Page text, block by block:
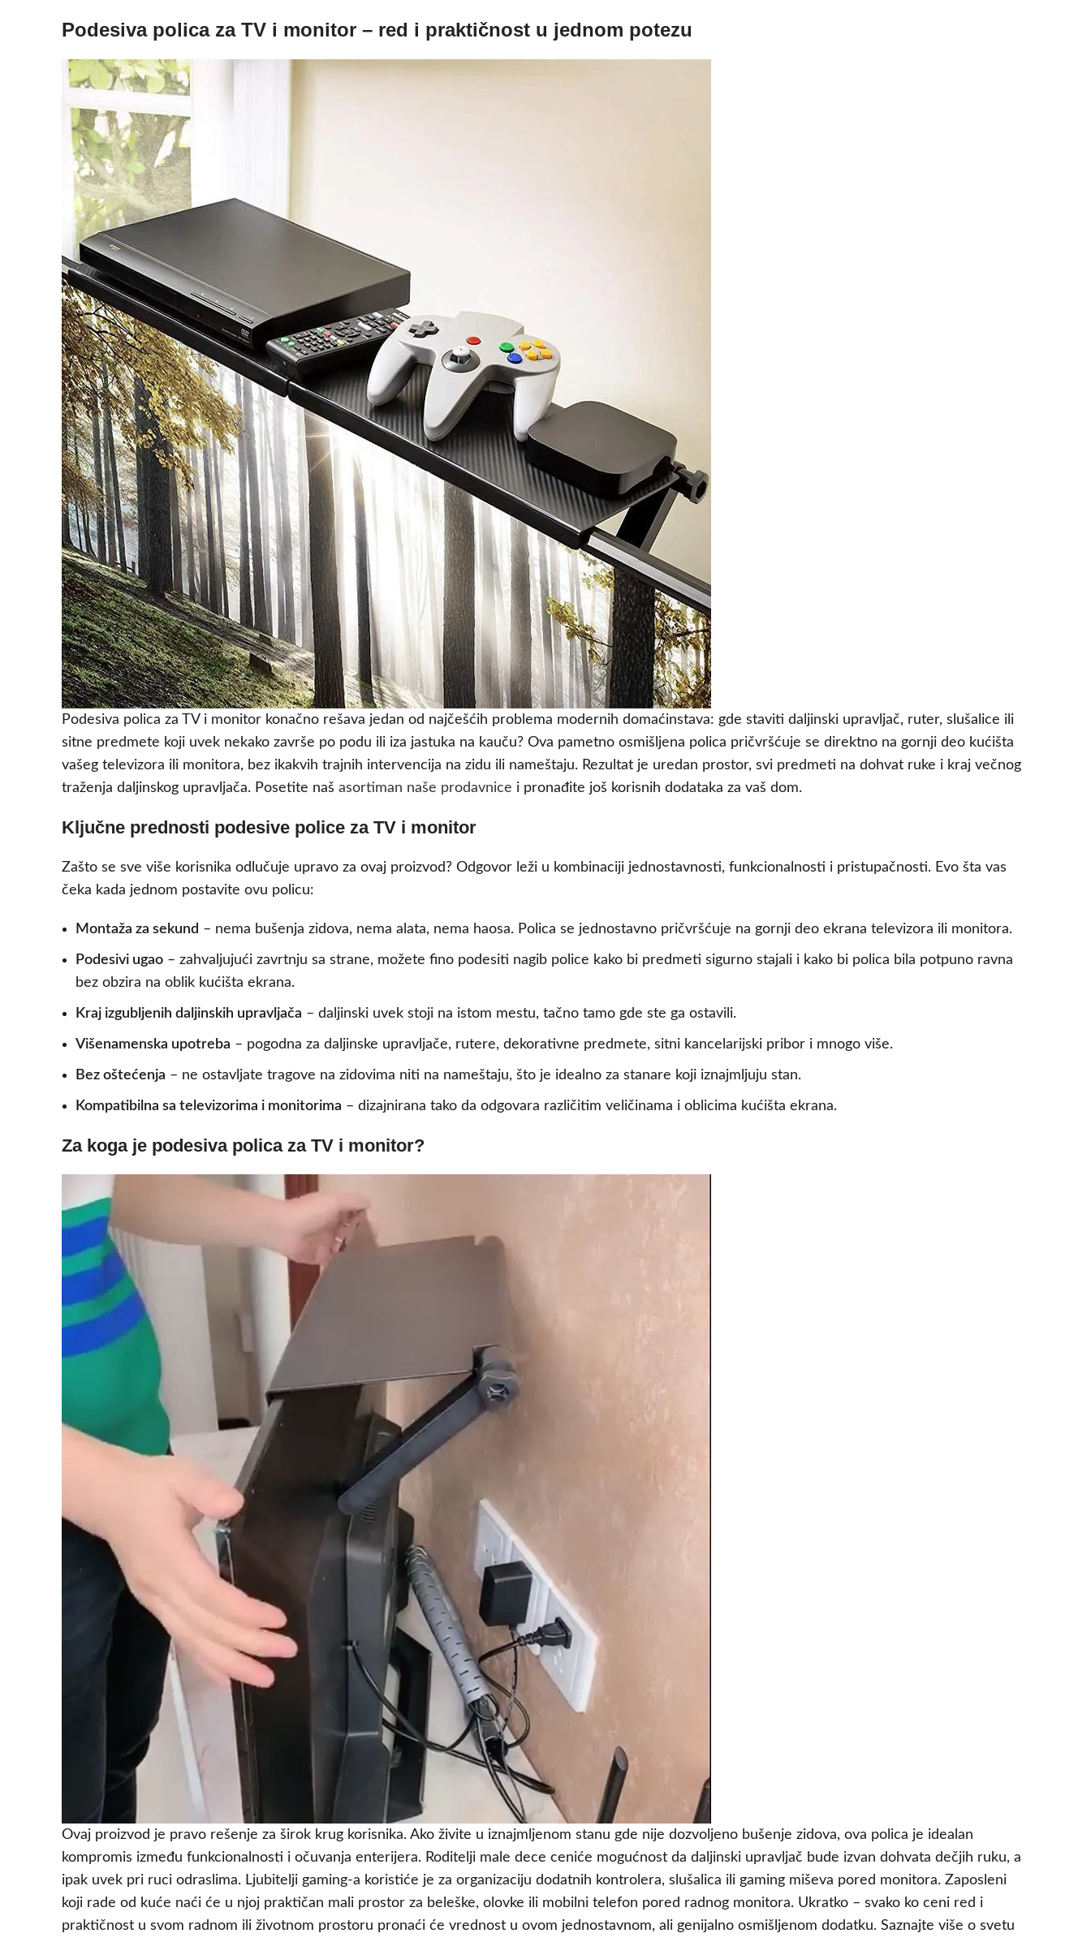
Podesiva polica za TV i monitor – red i praktičnost u jednom potezu
Podesiva polica za TV i monitor konačno rešava jedan od najčešćih problema modernih domaćinstava: gde staviti daljinski upravljač, ruter, slušalice ili
sitne predmete koji uvek nekako završe po podu ili iza jastuka na kauču? Ova pametno osmišljena polica pričvršćuje se direktno na gornji deo kućišta
vašeg televizora ili monitora, bez ikakvih trajnih intervencija na zidu ili nameštaju. Rezultat je uredan prostor, svi predmeti na dohvat ruke i kraj večnog
traženja daljinskog upravljača. Posetite naš asortiman naše prodavnice i pronađite još korisnih dodataka za vaš dom.
Ključne prednosti podesive police za TV i monitor
Zašto se sve više korisnika odlučuje upravo za ovaj proizvod? Odgovor leži u kombinaciji jednostavnosti, funkcionalnosti i pristupačnosti. Evo šta vas
čeka kada jednom postavite ovu policu:
Montaža za sekund – nema bušenja zidova, nema alata, nema haosa. Polica se jednostavno pričvršćuje na gornji deo ekrana televizora ili monitora.
Podesivi ugao – zahvaljujući zavrtnju sa strane, možete fino podesiti nagib police kako bi predmeti sigurno stajali i kako bi polica bila potpuno ravna
bez obzira na oblik kućišta ekrana.
Kraj izgubljenih daljinskih upravljača – daljinski uvek stoji na istom mestu, tačno tamo gde ste ga ostavili.
Višenamenska upotreba – pogodna za daljinske upravljače, rutere, dekorativne predmete, sitni kancelarijski pribor i mnogo više.
Bez oštećenja – ne ostavljate tragove na zidovima niti na nameštaju, što je idealno za stanare koji iznajmljuju stan.
Kompatibilna sa televizorima i monitorima – dizajnirana tako da odgovara različitim veličinama i oblicima kućišta ekrana.
Za koga je podesiva polica za TV i monitor?
Ovaj proizvod je pravo rešenje za širok krug korisnika. Ako živite u iznajmljenom stanu gde nije dozvoljeno bušenje zidova, ova polica je idealan
kompromis između funkcionalnosti i očuvanja enterijera. Roditelji male dece ceniće mogućnost da daljinski upravljač bude izvan dohvata dečjih ruku, a
ipak uvek pri ruci odraslima. Ljubitelji gaming-a koristiće je za organizaciju dodatnih kontrolera, slušalica ili gaming miševa pored monitora. Zaposleni
koji rade od kuće naći će u njoj praktičan mali prostor za beleške, olovke ili mobilni telefon pored radnog monitora. Ukratko – svako ko ceni red i
praktičnost u svom radnom ili životnom prostoru pronaći će vrednost u ovom jednostavnom, ali genijalno osmišljenom dodatku. Saznajte više o svetu